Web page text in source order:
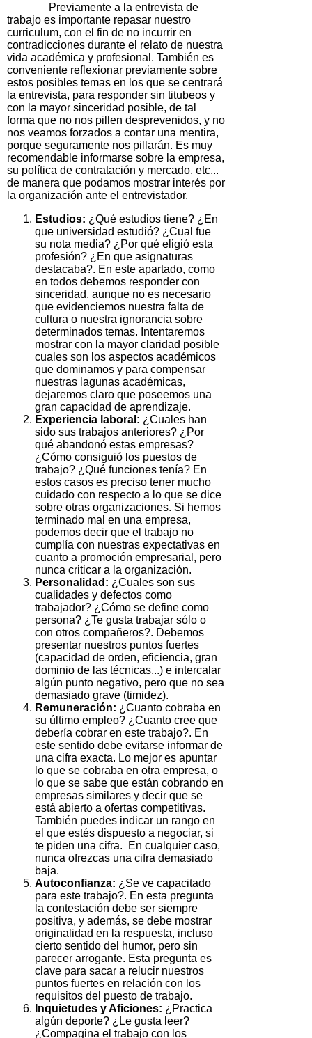
Previamente a la entrevista de
trabajo es importante repasar nuestro
curriculum, con el fin de no incurrir en
contradicciones durante el relato de nuestra
vida académica y profesional. También es
conveniente reflexionar previamente sobre
estos posibles temas en los que se centrará
la entrevista, para responder sin titubeos y
con la mayor sinceridad posible, de tal
forma que no nos pillen desprevenidos, y no
nos veamos forzados a contar una mentira,
porque seguramente nos pillarán. Es muy
recomendable informarse sobre la empresa,
su política de contratación y mercado, etc,..
de manera que podamos mostrar interés por
la organización ante el entrevistador.
Estudios: ¿Qué estudios tiene? ¿En
que universidad estudió? ¿Cual fue
su nota media? ¿Por qué eligió esta
profesión? ¿En que asignaturas
destacaba?. En este apartado, como
en todos debemos responder con
sinceridad, aunque no es necesario
que evidenciemos nuestra falta de
cultura o nuestra ignorancia sobre
determinados temas. Intentaremos
mostrar con la mayor claridad posible
cuales son los aspectos académicos
que dominamos y para compensar
nuestras lagunas académicas,
dejaremos claro que poseemos una
gran capacidad de aprendizaje.
Experiencia laboral: ¿Cuales han
sido sus trabajos anteriores? ¿Por
qué abandonó estas empresas?
¿Cómo consiguió los puestos de
trabajo? ¿Qué funciones tenía? En
estos casos es preciso tener mucho
cuidado con respecto a lo que se dice
sobre otras organizaciones. Si hemos
terminado mal en una empresa,
podemos decir que el trabajo no
cumplía con nuestras expectativas en
cuanto a promoción empresarial, pero
nunca criticar a la organización.
Personalidad: ¿Cuales son sus
cualidades y defectos como
trabajador? ¿Cómo se define como
persona? ¿Te gusta trabajar sólo o
con otros compañeros?. Debemos
presentar nuestros puntos fuertes
(capacidad de orden, eficiencia, gran
dominio de las técnicas,..) e intercalar
algún punto negativo, pero que no sea
demasiado grave (timidez).
Remuneración: ¿Cuanto cobraba en
su último empleo? ¿Cuanto cree que
debería cobrar en este trabajo?. En
este sentido debe evitarse informar de
una cifra exacta. Lo mejor es apuntar
lo que se cobraba en otra empresa, o
lo que se sabe que están cobrando en
empresas similares y decir que se
está abierto a ofertas competitivas.
También puedes indicar un rango en
el que estés dispuesto a negociar, si
te piden una cifra. En cualquier caso,
nunca ofrezcas una cifra demasiado
baja.
Autoconfianza: ¿Se ve capacitado
para este trabajo?. En esta pregunta
la contestación debe ser siempre
positiva, y además, se debe mostrar
originalidad en la respuesta, incluso
cierto sentido del humor, pero sin
parecer arrogante. Esta pregunta es
clave para sacar a relucir nuestros
puntos fuertes en relación con los
requisitos del puesto de trabajo.
Inquietudes y Aficiones: ¿Practica
algún deporte? ¿Le gusta leer?
¿Compagina el trabajo con los